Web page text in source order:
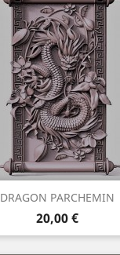
DRAGON PARCHEMIN
Preis
20,00 €